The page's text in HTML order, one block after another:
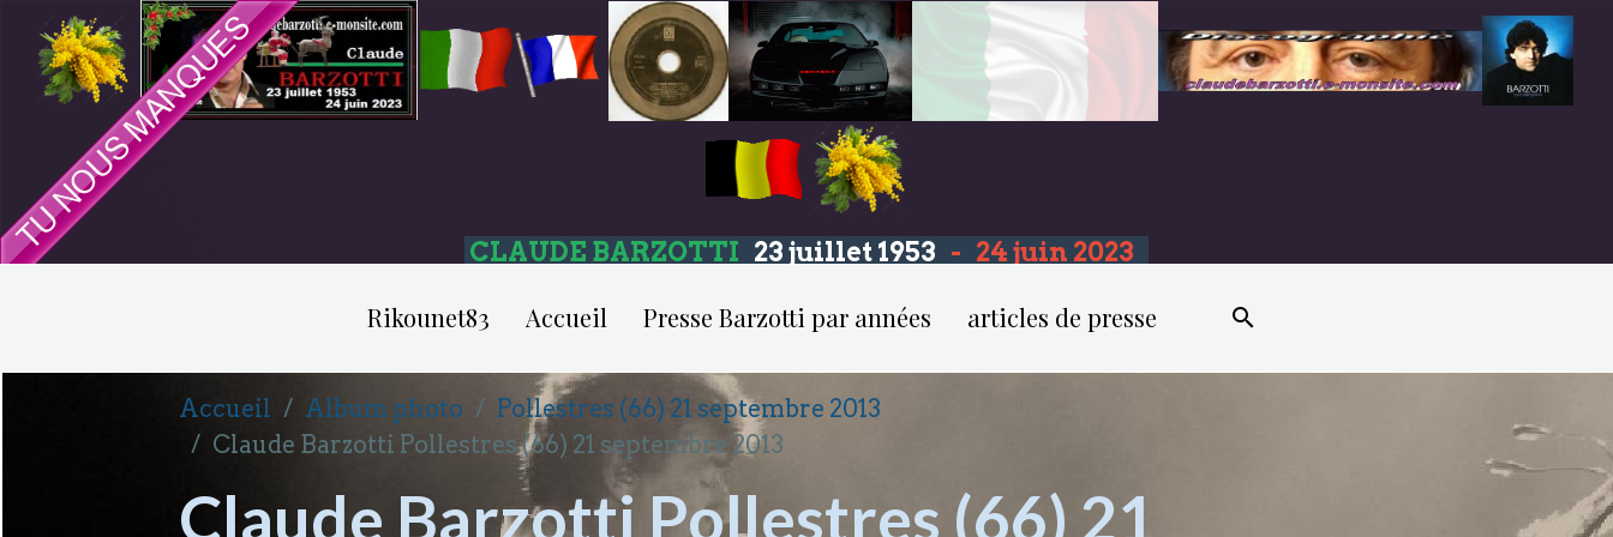
CLAUDE BARZOTTI 23 juillet 1953 - 24 juin 2023
Rikounet83 Accueil Presse Barzotti par années articles de presse
Accueil Album photo
Pollestres (66) 21 septembre 2013
Claude Barzotti Pollestres (66) 21 septembre 2013
Claude Barzotti Pollestres (66) 21